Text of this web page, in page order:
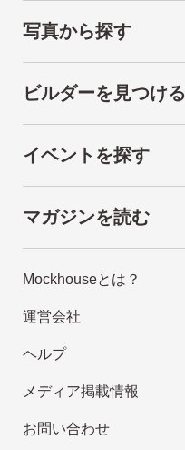
写真から探す
ビルダーを見つける
イベントを探す
マガジンを読む
Mockhouseとは？
運営会社
ヘルプ
メディア掲載情報
お問い合わせ